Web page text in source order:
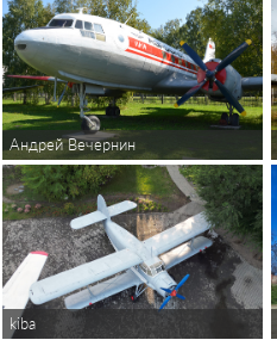
Андрей Вечернин
kiba